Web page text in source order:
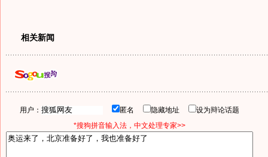
相关新闻
用户： 匿名 隐藏地址
设为辩论话题
*搜狗拼音输入法，中文处理专家>>